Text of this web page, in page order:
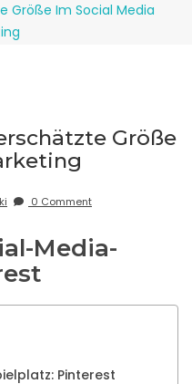
Größe Im Social Media
Größe
0 Comment
Media-
Pinterest